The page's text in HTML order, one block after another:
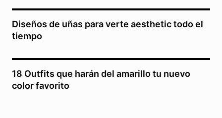
Diseños de uñas para verte aesthetic todo el
tiempo
18 Outfits que harán del amarillo tu nuevo
color favorito